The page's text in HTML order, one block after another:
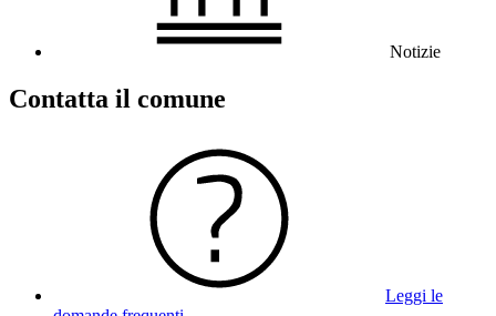
Notizie
Contatta il comune
Leggi le